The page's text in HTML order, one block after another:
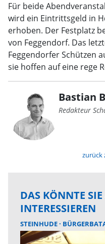
Für beide
wird ein Eintrittsgeld in
erhoben. Der Festplatz
von Feggendorf. Das
Feggendorfer Schützen
sie hoffen auf eine rege
Bastian
Redakteur
zurück
DAS KÖNNTE
INTERESSIEREN
STEINHUDE